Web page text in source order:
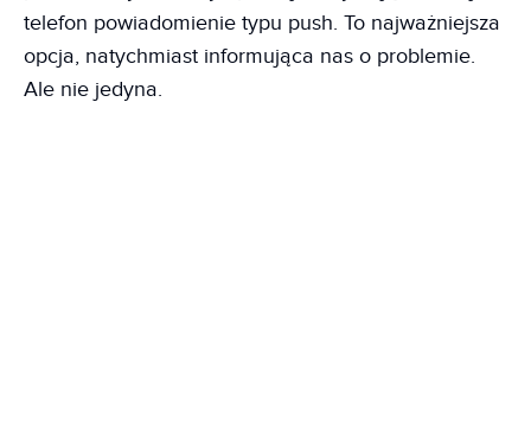
telefon powiadomienie typu push. To najważniejsza
opcja, natychmiast informująca nas o problemie.
Ale nie jedyna.